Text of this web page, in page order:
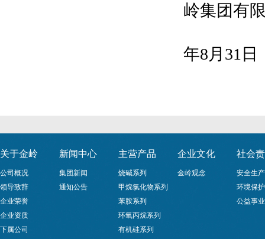
岭集团有
年8月31日
关于金岭
公司概况
领导致辞
企业荣誉
企业资质
下属公司
新闻中心
集团新闻
通知公告
主营产品
烧碱系列
甲烷氯化物系列
苯胺系列
环氧丙烷系列
有机硅系列
企业文化
金岭观念
社会
安全生产
环境保护
公益事业